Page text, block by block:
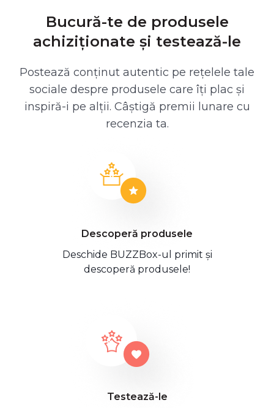
Bucură-te de produsele
achiziționate și testează-le
Postează conținut autentic pe rețelele tale
sociale despre produsele care îți plac și
inspiră-i pe alții. Câștigă premii lunare cu
recenzia ta.
Descoperă produsele
Deschide BUZZBox-ul primit și
descoperă produsele!
Testează-le